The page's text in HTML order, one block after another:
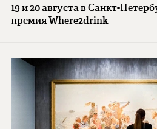
19 и 20 августа в Санкт-
премия Where2drink